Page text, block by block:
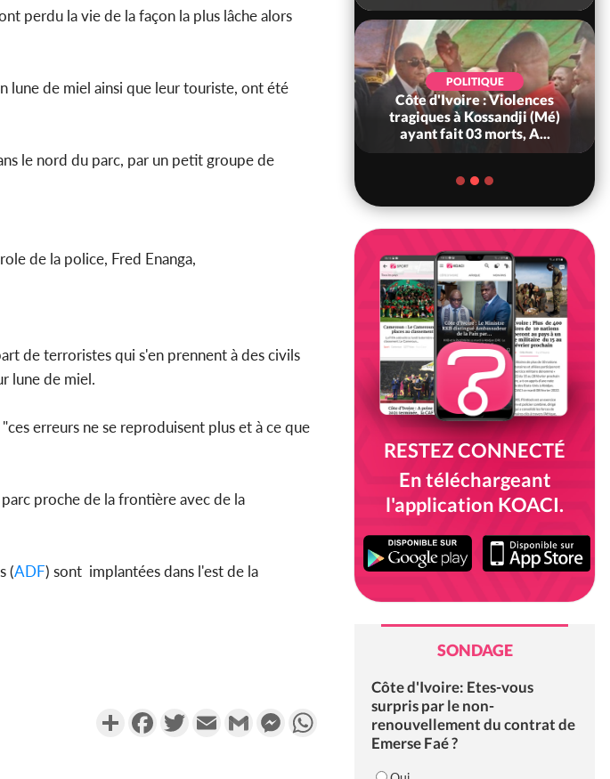
perdu la vie de la façon la plus lâche alors
lune de miel ainsi que leur touriste, ont été
le nord du parc, par un petit groupe de
de la police, Fred Enanga,
de terroristes qui s'en prennent à des civils
lune de miel.
erreurs ne se reproduisent plus et à ce que
proche de la frontière avec de la
(ADF) sont implantées dans l'est de la
PartagerFacebookTwitterEmail Gmail MessengerWhatsApp
POLITIQUE
Côte d'Ivoire : À Abidjan,
POLITIQUE
Côte d'Ivoire : Violences
tragiques à Kossandji (Mé)
ayant fait 03 morts, A...
RESTEZ CONNECTÉ
En téléchargeant
l'application KOACI.
SONDAGE
Côte d'Ivoire: Etes-vous
surpris par le non-
renouvellement du contrat de
Emerse Faé ?